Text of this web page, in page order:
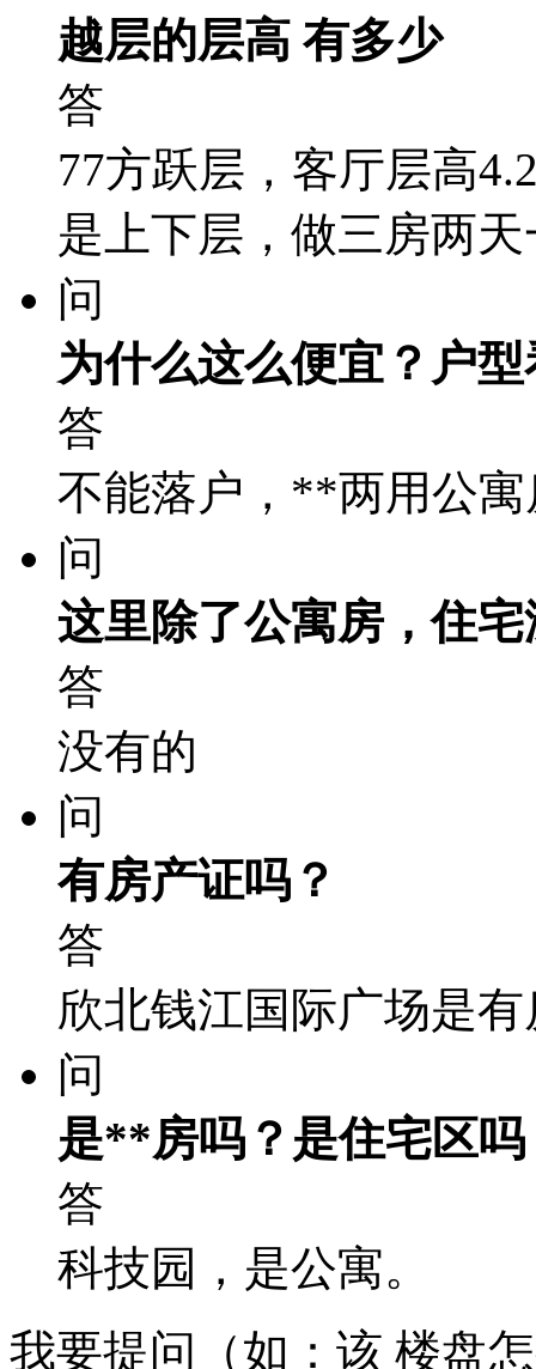
越层的层高 有多少
答
77方跃层，客厅层高
是上下层，做三房两
问
为什么这么便宜？户
答
不能落户，**两用公寓
问
这里除了公寓房，住
答
没有的
问
有房产证吗？
答
欣北钱江国际广场是
问
是**房吗？是住宅区吗
答
科技园，是公寓。
我要提问（如：该 楼盘